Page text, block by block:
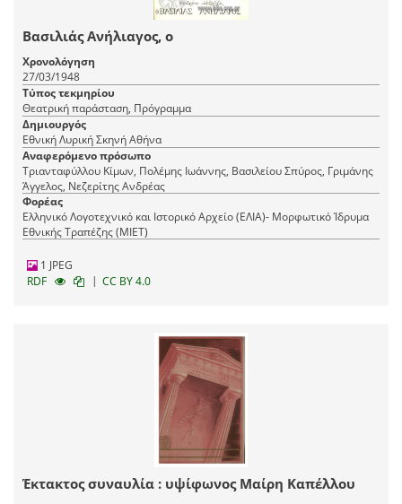
Βασιλιάς Ανήλιαγος, ο
Χρονολόγηση
27/03/1948
Τύπος τεκμηρίου
Θεατρική παράσταση, Πρόγραμμα
Δημιουργός
Εθνική Λυρική Σκηνή Αθήνα
Αναφερόμενο πρόσωπο
Τριανταφύλλου Κίμων, Πολέμης Ιωάννης, Βασιλείου Σπύρος, Γριμάνης
Άγγελος, Νεζερίτης Ανδρέας
Φορέας
Ελληνικό Λογοτεχνικό και Ιστορικό Αρχείο (ΕΛΙΑ)- Μορφωτικό Ίδρυμα
Εθνικής Τραπέζης (ΜΙΕΤ)
1 JPEG
RDF
| CC BY 4.0
Έκτακτος συναυλία : υψίφωνος Μαίρη Καπέλλου